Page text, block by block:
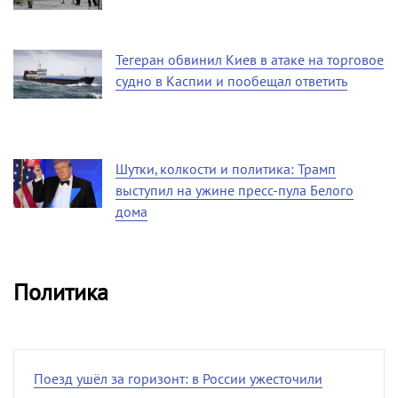
Тегеран обвинил Киев в атаке на торговое
судно в Каспии и пообещал ответить
Шутки, колкости и политика: Трамп
выступил на ужине пресс-пула Белого
дома
Политика
Поезд ушёл за горизонт: в России ужесточили